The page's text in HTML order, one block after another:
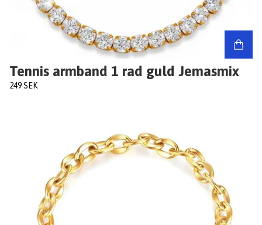
Tennis armband 1 rad guld Jemasmix
249 SEK